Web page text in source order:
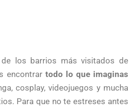
los barrios más visitados de
encontrar todo lo que imaginas
cosplay, videojuegos y mucha
Para que no te estreses antes